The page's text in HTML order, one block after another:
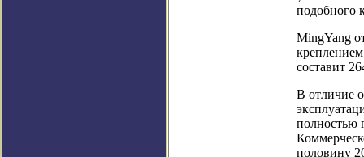
подобного
MingYang
составит
В отличие
полностью
половину